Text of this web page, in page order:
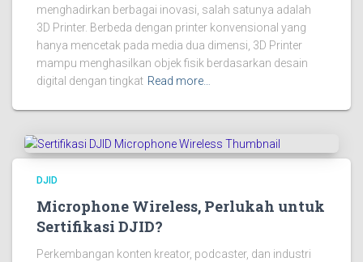
menghadirkan berbagai inovasi, salah satunya adalah
3D Printer. Berbeda dengan printer konvensional yang
hanya mencetak pada media dua dimensi, 3D Printer
mampu menghasilkan objek fisik berdasarkan desain
digital dengan tingkat Read more…
DJID
Microphone Wireless, Perlukah untuk
Sertifikasi DJID?
Perkembangan konten kreator, podcaster, dan industri